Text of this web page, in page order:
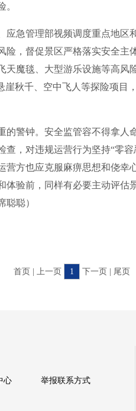
。
急管理部视频调度重点地区
险，督促景区严格落实安全主
天魔毯、大型游乐设施等高风
崖秋千、空中飞人等探险项目
警钟。安全监管容不得拿人
查，对违规运营行为坚持“零
营方也应克服麻痹思想和侥幸
体验前，同样有必要主动评估
聪聪）
首页 | 上一页 1 下一页 | 尾页
心 举报联系方式